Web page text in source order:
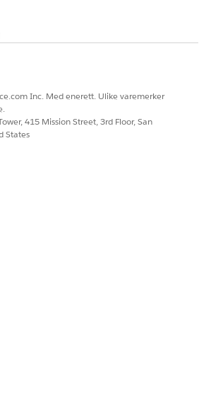
Inc. Med enerett. Ulike varemerker
415 Mission Street, 3rd Floor, San
States